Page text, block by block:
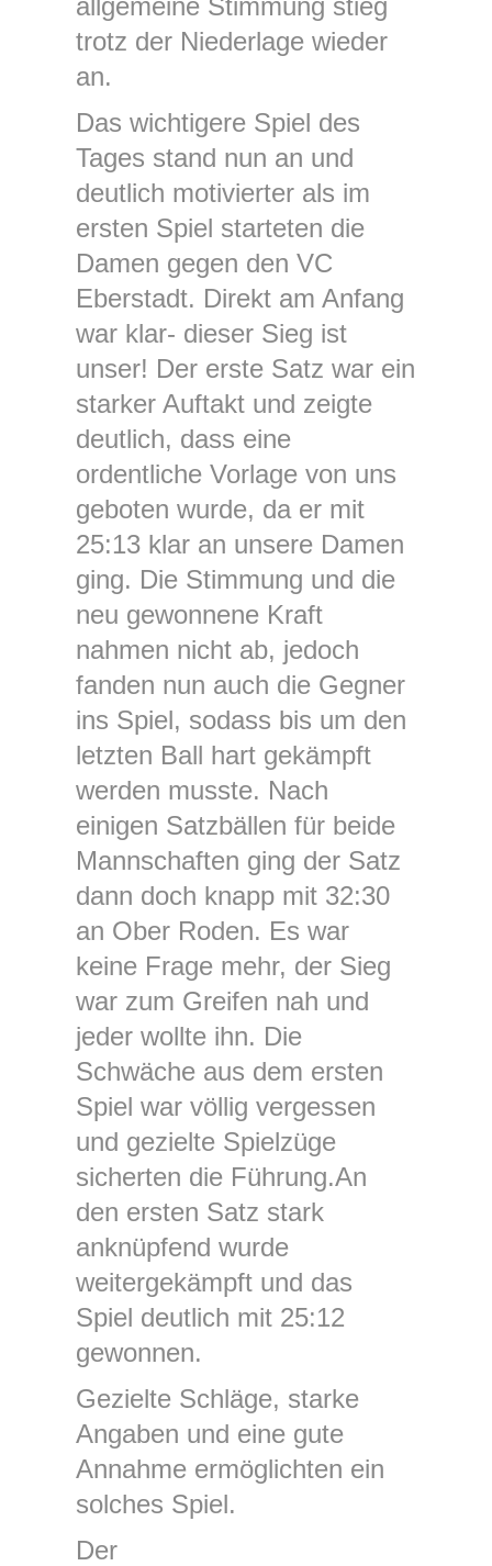
allgemeine Stimmung stieg
trotz der Niederlage wieder
an.
Das wichtigere Spiel des
Tages stand nun an und
deutlich motivierter als im
ersten Spiel starteten die
Damen gegen den VC
Eberstadt. Direkt am Anfang
war klar- dieser Sieg ist
unser! Der erste Satz war ein
starker Auftakt und zeigte
deutlich, dass eine
ordentliche Vorlage von uns
geboten wurde, da er mit
25:13 klar an unsere Damen
ging. Die Stimmung und die
neu gewonnene Kraft
nahmen nicht ab, jedoch
fanden nun auch die Gegner
ins Spiel, sodass bis um den
letzten Ball hart gekämpft
werden musste. Nach
einigen Satzbällen für beide
Mannschaften ging der Satz
dann doch knapp mit 32:30
an Ober Roden. Es war
keine Frage mehr, der Sieg
war zum Greifen nah und
jeder wollte ihn. Die
Schwäche aus dem ersten
Spiel war völlig vergessen
und gezielte Spielzüge
sicherten die Führung.An
den ersten Satz stark
anknüpfend wurde
weitergekämpft und das
Spiel deutlich mit 25:12
gewonnen.
Gezielte Schläge, starke
Angaben und eine gute
Annahme ermöglichten ein
solches Spiel.
Der